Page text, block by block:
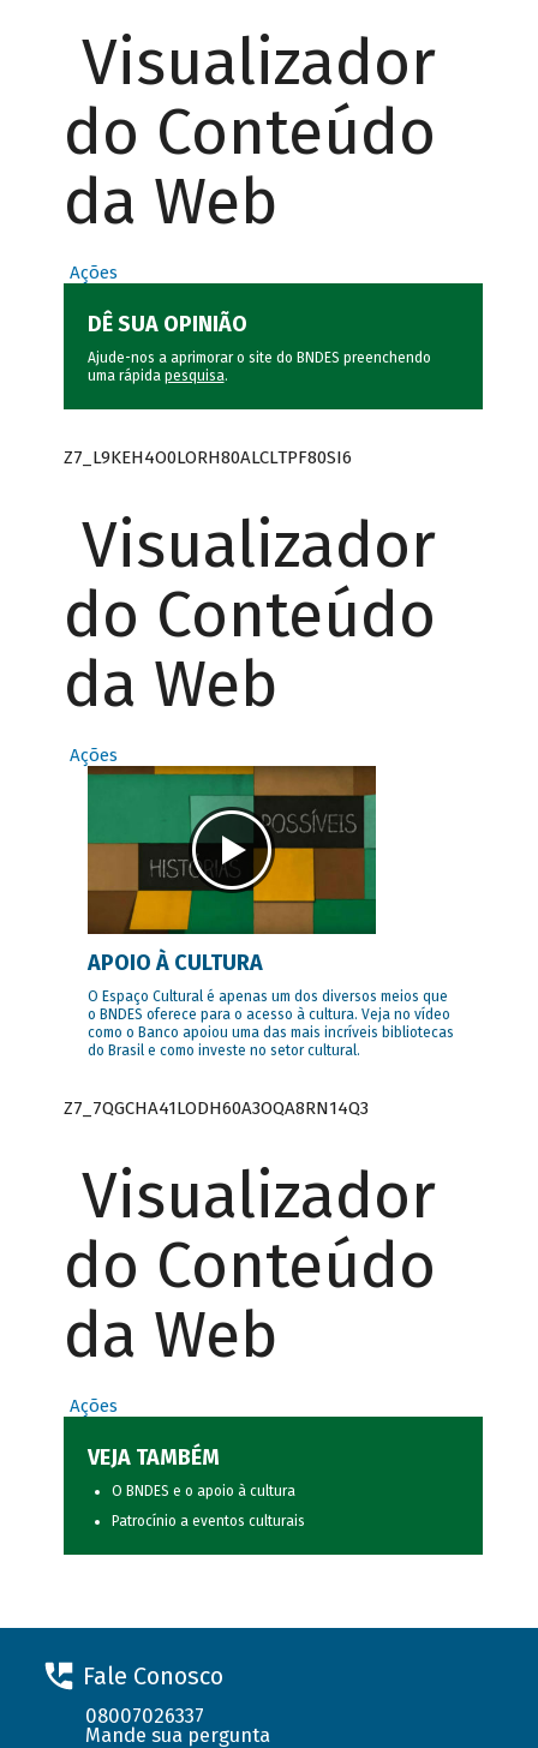
Visualizador
do Conteúdo
da Web
Ações
DÊ SUA OPINIÃO
Ajude-nos a aprimorar o site do BNDES preenchendo
uma rápida pesquisa.
Z7_L9KEH4O0LORH80ALCLTPF80SI6
Visualizador
do Conteúdo
da Web
Ações
APOIO À CULTURA
O Espaço Cultural é apenas um dos diversos meios que
o BNDES oferece para o acesso à cultura. Veja no vídeo
como o Banco apoiou uma das mais incríveis bibliotecas
do Brasil e como investe no setor cultural.
Z7_7QGCHA41LODH60A3OQA8RN14Q3
Visualizador
do Conteúdo
da Web
Ações
VEJA TAMBÉM
O BNDES e o apoio à cultura
Patrocínio a eventos culturais
Fale Conosco
08007026337
Mande sua pergunta